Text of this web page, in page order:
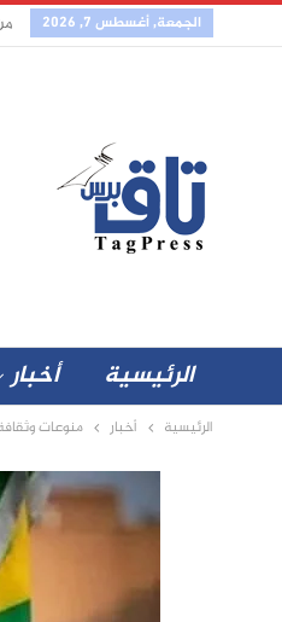
الجمعة, أغسطس 7, 2026
الرئيسية أخبار
الرئيسية أخبار منوعات